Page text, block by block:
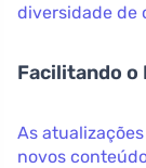
diversidade de
Facilitando
As
novos